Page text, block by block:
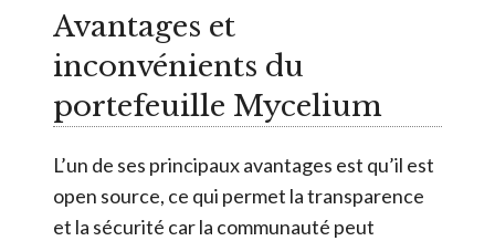
Avantages et
inconvénients du
portefeuille Mycelium
L’un de ses principaux avantages est qu’il est
open source, ce qui permet la transparence
et la sécurité car la communauté peut